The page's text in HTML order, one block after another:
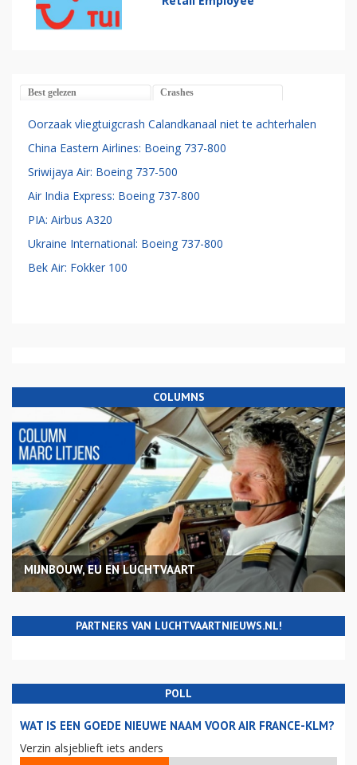
Best gelezen Crashes
Oorzaak vliegtuigcrash Calandkanaal niet te achterhalen
China Eastern Airlines: Boeing 737-800
Sriwijaya Air: Boeing 737-500
Air India Express: Boeing 737-800
PIA: Airbus A320
Ukraine International: Boeing 737-800
Bek Air: Fokker 100
COLUMNS
MIJNBOUW, EU EN LUCHTVAART
PARTNERS VAN LUCHTVAARTNIEUWS.NL!
POLL
WAT IS EEN GOEDE NIEUWE NAAM VOOR AIR FRANCE-KLM?
Verzin alsjeblieft iets anders